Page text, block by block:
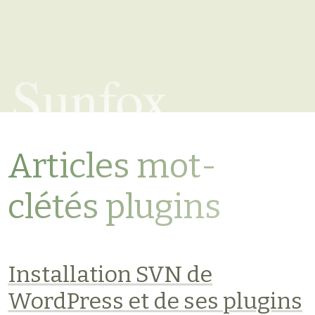
Sunfox
Articles mot-
clétés plugins
Installation SVN de
WordPress et de ses plugins